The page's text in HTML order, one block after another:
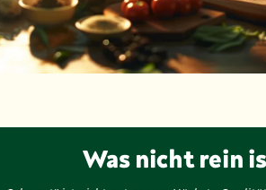
Was nicht rein